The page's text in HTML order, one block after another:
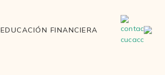
EDUCACIÓN FINANCIERA